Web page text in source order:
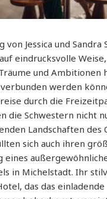
von Jessica und Sandra
eindrucksvolle
und Ambitionen
werden
durch die
die Schwestern nicht
Landschaften des
sich auch ihren
eines
in Michelstadt. Ihr
das das einladende